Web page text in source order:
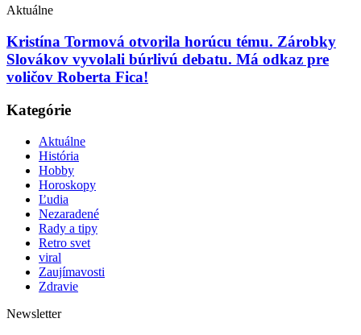
Aktuálne
Kristína Tormová otvorila horúcu tému. Zárobky
Slovákov vyvolali búrlivú debatu. Má odkaz pre
voličov Roberta Fica!
Kategórie
Aktuálne
História
Hobby
Horoskopy
Ľudia
Nezaradené
Rady a tipy
Retro svet
viral
Zaujímavosti
Zdravie
Newsletter